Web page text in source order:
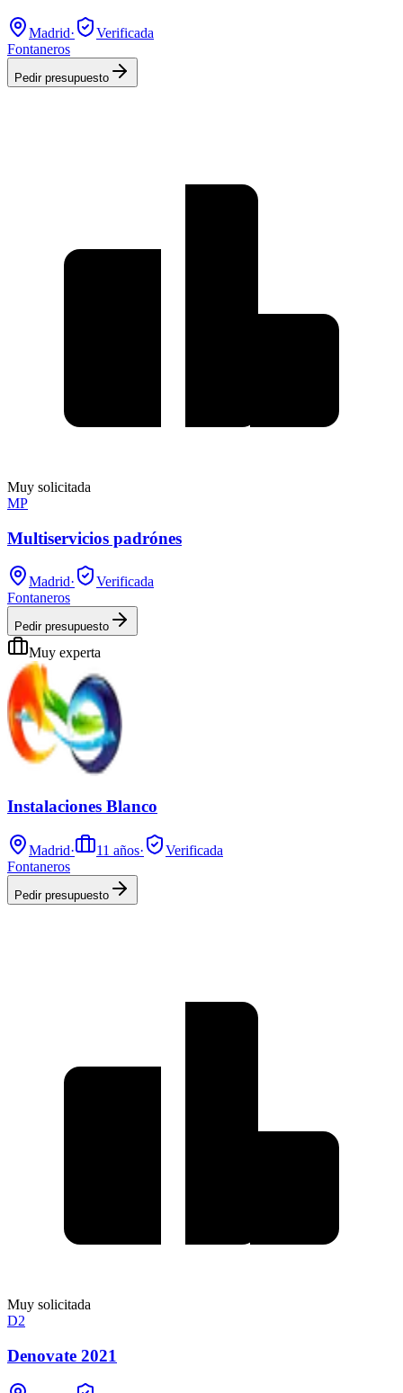
Madrid·
Verificada
Fontaneros
Pedir presupuesto
Muy solicitada
MP
Multiservicios padrónes
Madrid·
Verificada
Fontaneros
Pedir presupuesto
Muy experta
Instalaciones Blanco
Madrid· 11 años·
Verificada
Fontaneros
Pedir presupuesto
Muy solicitada
D2
Denovate 2021